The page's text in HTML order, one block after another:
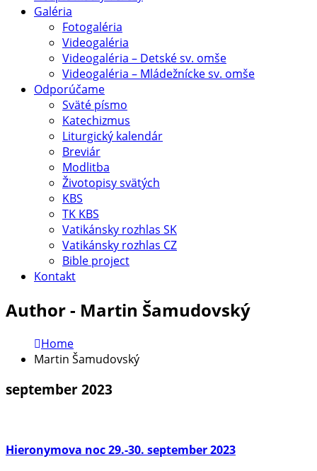
Galéria
Fotogaléria
Videogaléria
Videogaléria – Detské sv. omše
Videogaléria – Mládežnícke sv. omše
Odporúčame
Sväté písmo
Katechizmus
Liturgický kalendár
Breviár
Modlitba
Životopisy svätých
KBS
TK KBS
Vatikánsky rozhlas SK
Vatikánsky rozhlas CZ
Bible project
Kontakt
Author - Martin Šamudovský
Home
Martin Šamudovský
september 2023
Hieronymova noc 29.-30. september 2023